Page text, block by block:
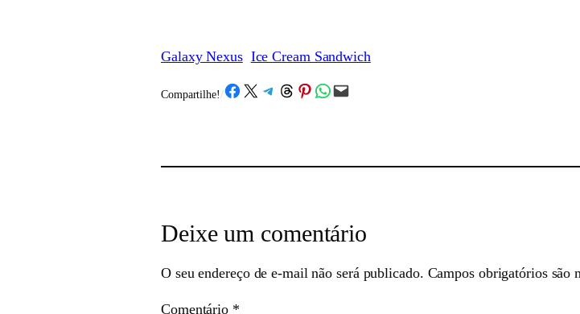
Galaxy Nexus Ice Cream Sandwich
Compartilhe!/Share on Facebook
Share on X Share on Telegram
Share on Threads
Share on Pinterest
Share on WhatsApp
Email this Page
Deixe um comentário
O seu endereço de e-mail não será publicado. Campos obrigatórios são
Comentário *